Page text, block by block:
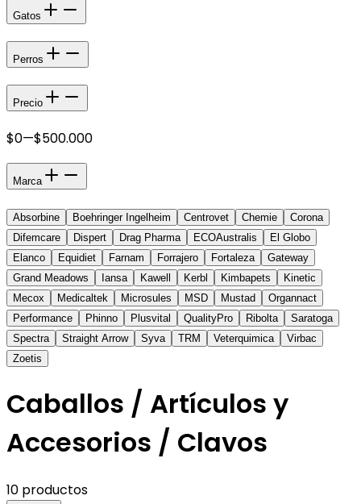
Gatos
Perros
Precio
$0—$500.000
Marca
Absorbine Boehringer Ingelheim Centrovet Chemie
Corona
Difemcare
Dispert Drag Pharma ECOAustralis
El Globo
Elanco
Equidiet Farnam Forrajero Fortaleza
Gateway
Grand Meadows
Iansa Kawell Kerbl Kimbapets
Kinetic
Mecox
Medicaltek Microsules MSD Mustad
Organnact
Performance
Phinno Plusvital QualityPro Ribolta
Saratoga
Spectra
Straight Arrow Syva TRM Veterquimica
Virbac
Zoetis
Caballos / Artículos y
Accesorios / Clavos
10 productos